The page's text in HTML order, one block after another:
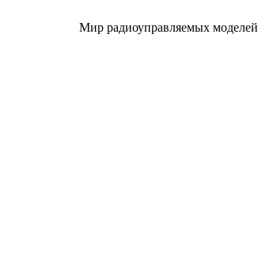
Мир радиоуправляемых моделей